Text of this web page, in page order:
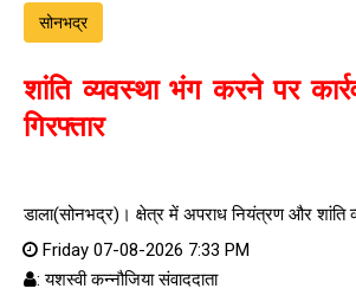
सोनभद्र
शांति व्यवस्था भंग करने पर
गिरफ्तार
डाला(सोनभद्र)। क्षेत्र में अपराध नियंत्रण और शांति
Friday 07-08-2026 7:33 PM
: यशस्वी कन्नौजिया संवाददाता